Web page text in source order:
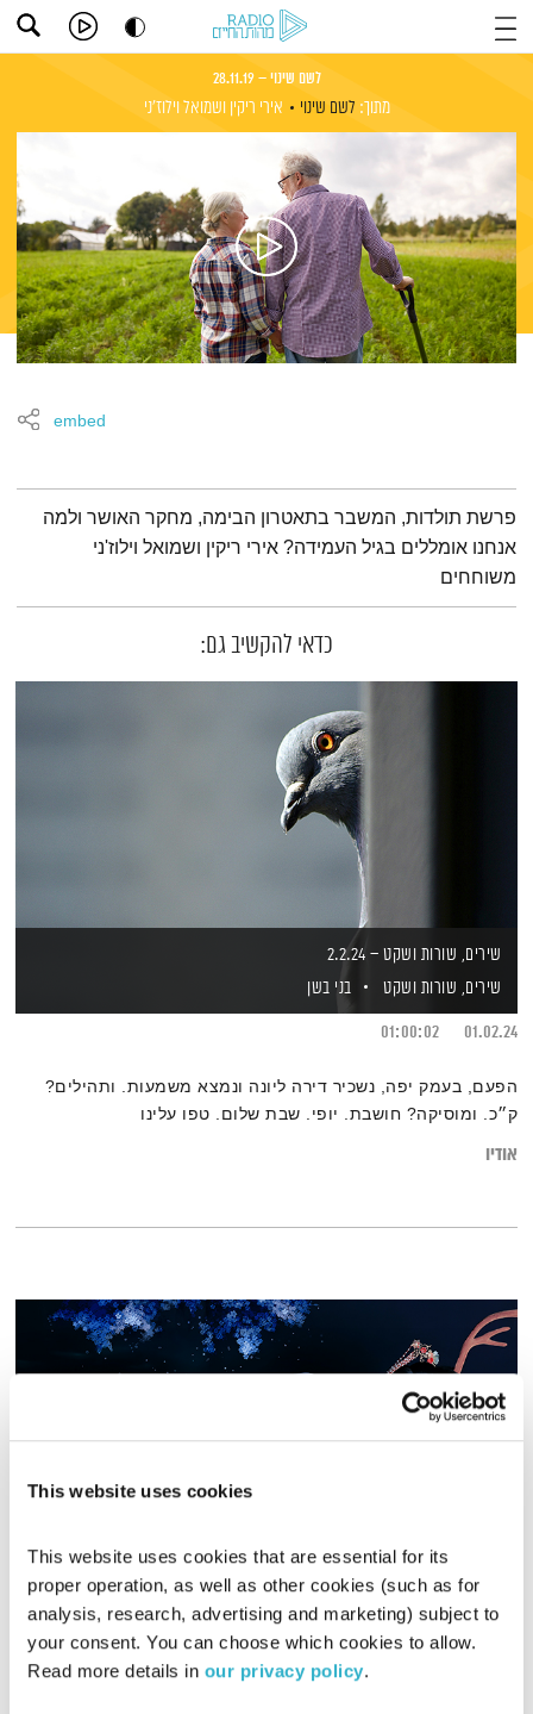
This website uses cookies
This website uses cookies that are essential for its
proper operation, as well as other cookies (such as for
analysis, research, advertising and marketing) subject to
your consent. You can choose which cookies to allow.
Read more details in our privacy policy.
לשם שינוי – 28.11.19
מתוך: לשם שינוי אירי ריקין ושמואל וילוז'ני
embed
תמצית הפודקאסט
פרשת תולדות, המשבר בתאטרון הבימה, מחקר האושר ולמה
אנחנו אומללים בגיל העמידה? אירי ריקין ושמואל וילוז'ני
משוחחים
כדאי להקשיב גם:
שירים, שורות ושקט – 2.2.24
שירים, שורות ושקט
בני בשן
01.02.24
01:00:02
הפעם, בעמק יפה, נשכיר דירה ליונה ונמצא משמעות. ותהילים?
ק״כ. ומוסיקה? חושבת. יופי. שבת שלום. טפו עלינו
אודיו
עולם קטן
אורי בנקהלטר
02.01.23
01:59:32